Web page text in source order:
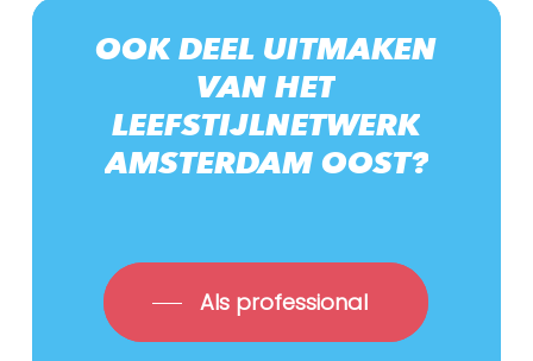
OOK DEEL UITMAKEN
VAN HET
LEEFSTIJLNETWERK
AMSTERDAM OOST?
Als professional